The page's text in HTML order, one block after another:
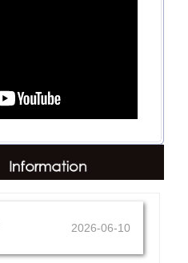
2026-06-10